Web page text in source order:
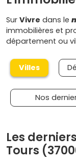
Sur Vivre dans le
immobilières et
département ou
Villes
Nos
Les
Tours